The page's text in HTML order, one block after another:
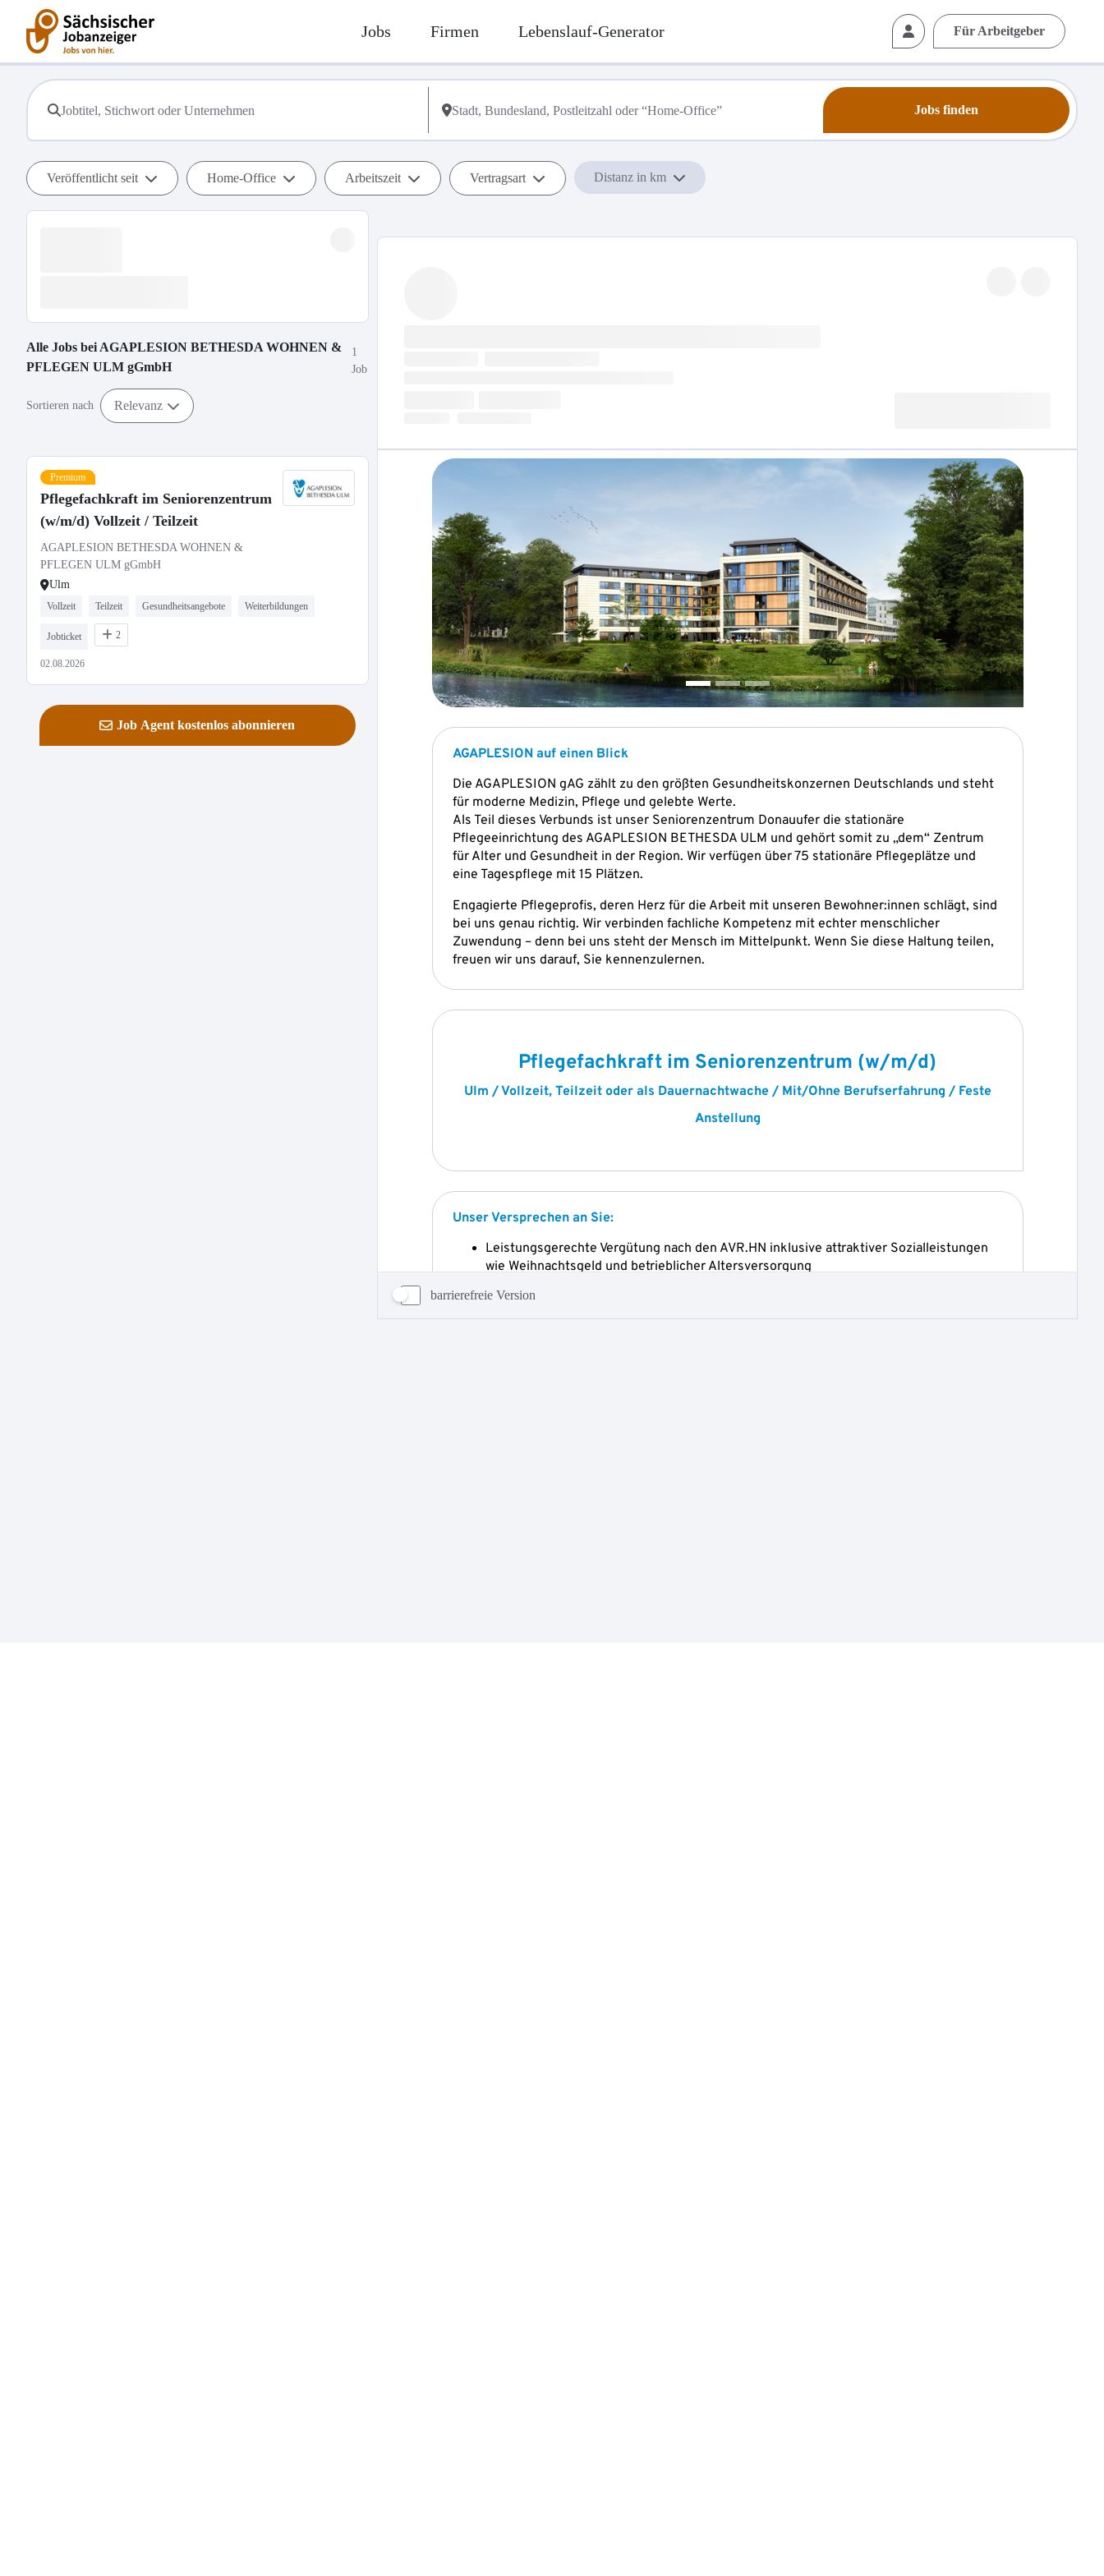
Jobs Firmen Lebenslauf-Generator Für Arbeitgeber
Jobs finden
Veröffentlicht seit Home-Office Arbeitszeit Vertragsart Distanz in km
Alle Jobs bei AGAPLESION BETHESDA WOHNEN &
PFLEGEN ULM gGmbH
1
Job
Sortieren nach Relevanz
Premium
Pflegefachkraft im Seniorenzentrum
(w/m/d) Vollzeit / Teilzeit
AGAPLESION BETHESDA WOHNEN &
PFLEGEN ULM gGmbH
Ulm
Vollzeit Teilzeit Gesundheitsangebote Weiterbildungen
Jobticket 2
02.08.2026
Job Agent kostenlos abonnieren
barrierefreie Version